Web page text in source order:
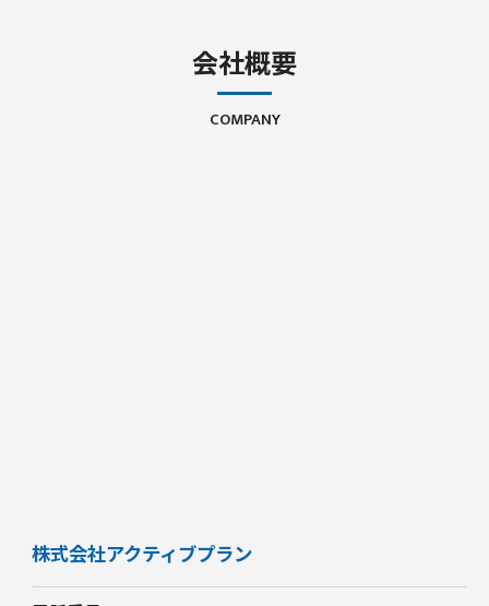
会社概要
COMPANY
株式会社アクティブプラン